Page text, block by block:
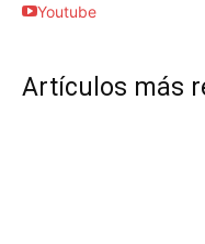
Youtube
Artículos más